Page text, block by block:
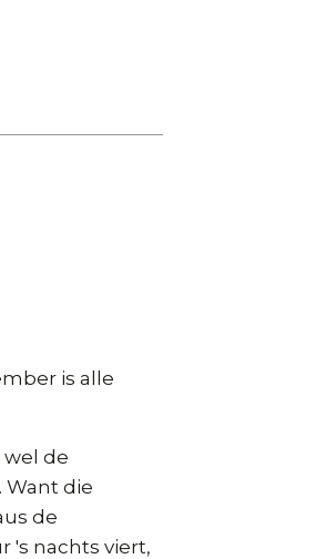
is alle
wel de
Want die
de
's nachts viert,